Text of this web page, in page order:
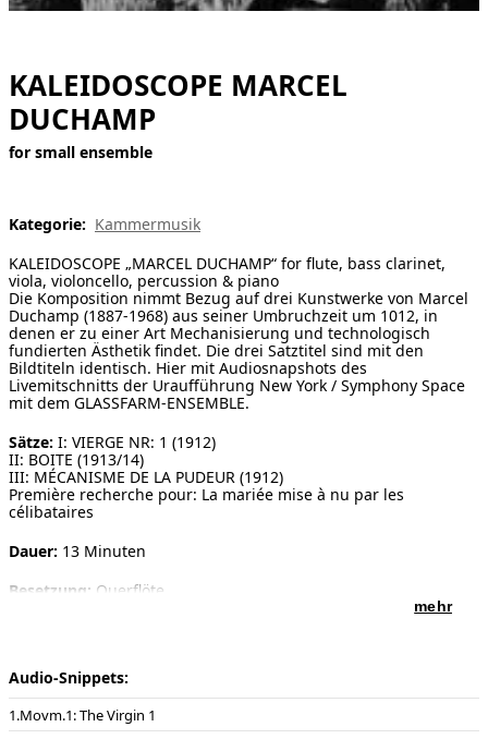
Audio-Snippets:
Movm.1: The Virgin 1
KALEIDOSCOPE MARCEL
DUCHAMP
for small ensemble
Kategorie: Kammermusik
KALEIDOSCOPE „MARCEL DUCHAMP“ for flute, bass clarinet,
viola, violoncello, percussion & piano
Die Komposition nimmt Bezug auf drei Kunstwerke von Marcel
Duchamp (1887-1968) aus seiner Umbruchzeit um 1012, in
denen er zu einer Art Mechanisierung und technologisch
fundierten Ästhetik findet. Die drei Satztitel sind mit den
Bildtiteln identisch. Hier mit Audiosnapshots des
Livemitschnitts der Uraufführung New York / Symphony Space
mit dem GLASSFARM-ENSEMBLE.
Sätze: I: VIERGE NR: 1 (1912)
II: BOITE (1913/14)
III: MÉCANISME DE LA PUDEUR (1912)
Première recherche pour: La mariée mise à nu par les
célibataires
Dauer: 13 Minuten
Besetzung: Querflöte
Glockenspiel, hängendes Becken, Kontrabassbogen und zwei
metallene Stricknadeln)
Klavier (Töne: Cis, D, Fis und e1,f1,b1 im ersten Satz ad lib.
präpariert „muted“)
mehr